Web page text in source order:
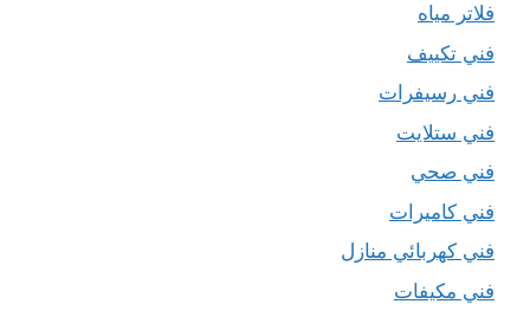
فلاتر مياه
فني تكييف
فني رسيفرات
فني ستلايت
فني صحي
فني كاميرات
فني كهربائي منازل
فني مكيفات